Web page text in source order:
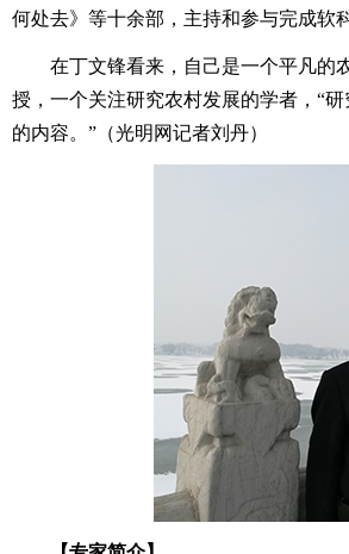
何处去》等十余部，主持和参与完成软
在丁文锋看来，自己是一个平凡的
授，一个关注研究农村发展的学者，“
的内容。”（光明网记者刘丹）